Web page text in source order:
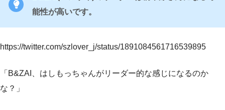
能性が高いです。
https://twitter.com/szlover_j/status/1891084561716539895
「B&ZAI、はしもっちゃんがリーダー的な感じになるのか
な？」